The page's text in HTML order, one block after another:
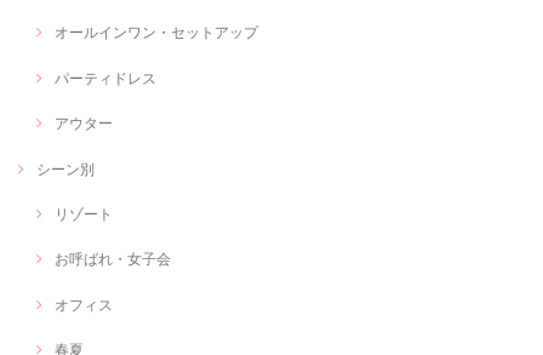
オールインワン・セットアップ
パーティドレス
アウター
シーン別
リゾート
お呼ばれ・女子会
オフィス
春夏